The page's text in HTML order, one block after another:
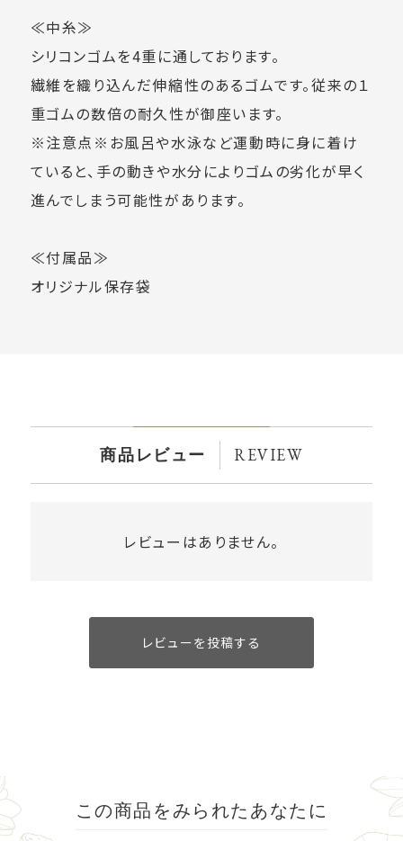
≪中糸≫
シリコンゴムを4重に通しております。
繊維を織り込んだ伸縮性のあるゴムです。従来の１
重ゴムの数倍の耐久性が御座います。
※注意点※お風呂や水泳など運動時に身に着け
ていると、手の動きや水分によりゴムの劣化が早く
進んでしまう可能性があります。
≪付属品≫
オリジナル保存袋
商品レビュー REVIEW
レビューはありません。
レビューを投稿する
この商品をみられたあなたに